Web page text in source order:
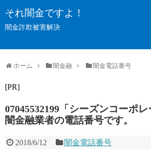
それ闇金ですよ！
闇金詐欺被害解決
ホーム 闇金融 闇金電話番号
[PR]
07045532199「シーズンコーポ
闇金融業者の電話番号です。
2018/6/12 闇金電話番号